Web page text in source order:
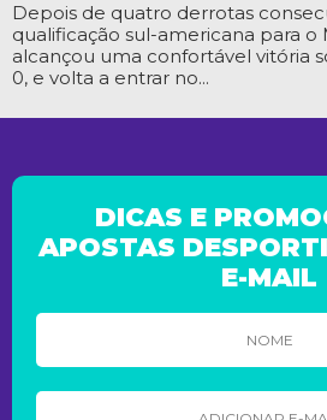
Depois de quatro derrotas
qualificação sul-americana para o
alcançou uma confortável vitória
0, e volta a entrar no...
DICAS E
APOSTAS
E-MAIL